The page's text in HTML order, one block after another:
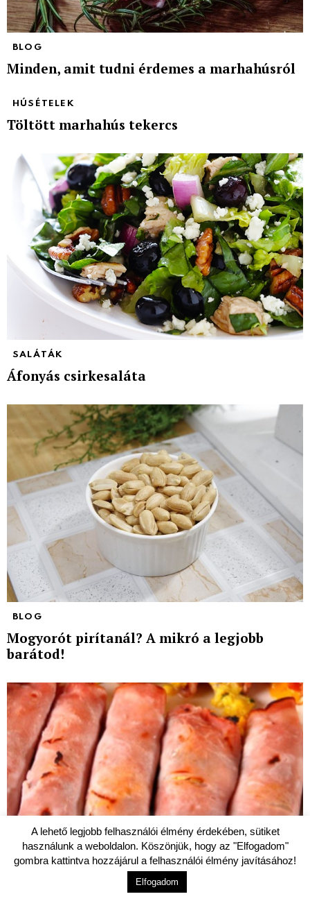
BLOG
Minden, amit tudni érdemes a marhahúsról
HÚSÉTELEK
Töltött marhahús tekercs
SALÁTÁK
Áfonyás csirkesaláta
BLOG
Mogyorót pirítanál? A mikró a legjobb
barátod!
A lehető legjobb felhasználói élmény érdekében, sütiket
használunk a weboldalon. Köszönjük, hogy az "Elfogadom"
gombra kattintva hozzájárul a felhasználói élmény javításához!
Elfogadom